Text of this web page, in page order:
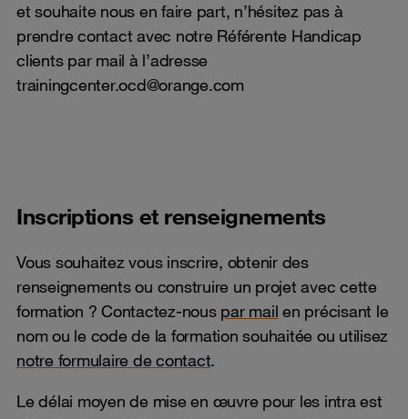
et souhaite nous en faire part, n’hésitez pas à
prendre contact avec notre Référente Handicap
clients par mail à l’adresse
trainingcenter.ocd@orange.com
Inscriptions et renseignements
Vous souhaitez vous inscrire, obtenir des
renseignements ou construire un projet avec cette
formation ? Contactez-nous par mail en précisant le
nom ou le code de la formation souhaitée ou utilisez
notre formulaire de contact.
Le délai moyen de mise en œuvre pour les intra est